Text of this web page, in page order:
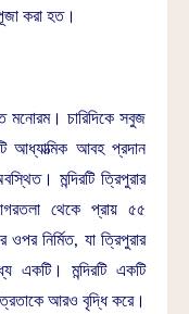
করা হত।
মনোরম। চারিদিকে সবুজ
আধ্যাত্মিক আবহ প্রদান
মন্দিরটি ত্রিপুরার
থেকে প্রায় ৫৫
নির্মিত, যা ত্রিপুরার
একটি। মন্দিরটি একটি
আরও বৃদ্ধি করে।